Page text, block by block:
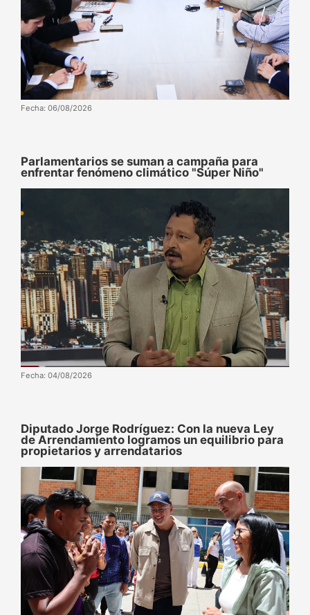
Fecha: 06/08/2026
Parlamentarios se suman a campaña para
enfrentar fenómeno climático "Súper Niño"
Fecha: 04/08/2026
Diputado Jorge Rodríguez: Con la nueva Ley
de Arrendamiento logramos un equilibrio para
propietarios y arrendatarios